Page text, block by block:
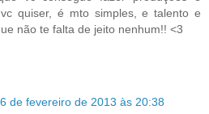
quiser, é mto simples, e talento e
não te falta de jeito nenhum!! <3
de fevereiro de 2013 às 20:38